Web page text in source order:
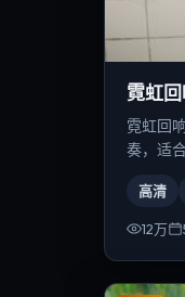
霓虹
霓虹回
奏，适
高清
12万